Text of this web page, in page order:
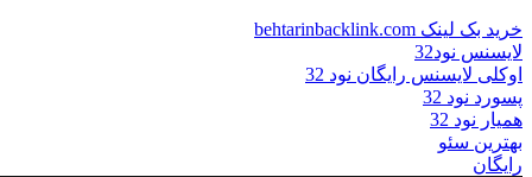
خرید بک لینک behtarinbacklink.com
لایسنس نود32
اوکلی لایسنس رایگان نود 32
پسورد نود 32
همیار نود 32
بهترین سئو
رایگان